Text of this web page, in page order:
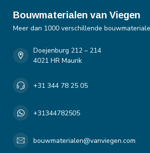
Bouwmaterialen van Viegen
Meer dan 1000 verschillende
Doejenburg 212 – 214
4021 HR Maurik
+31 344 78 25 05
+31344782505
bouwmaterialen@vanviegen.com